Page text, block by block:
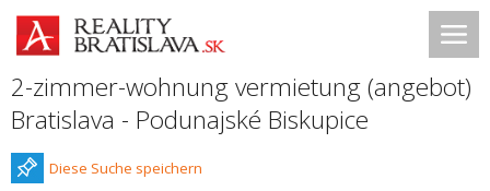
2-zimmer-wohnung vermietung (angebot)
Bratislava - Podunajské Biskupice
Diese Suche speichern